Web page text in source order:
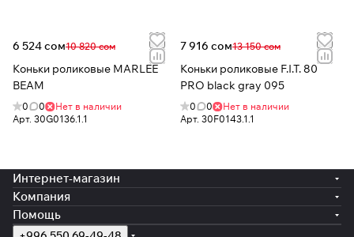
6 524 сом10 820 сом
Коньки роликовые MARLEE
BEAM
0 0
Нет в наличии
Арт. 30G0136.1.1
7 916 сом13 150 сом
Коньки роликовые F.I.T. 80
PRO black gray 095
0 0
Нет в наличии
Арт. 30F0143.1.1
Интернет-магазин
Компания
Помощь